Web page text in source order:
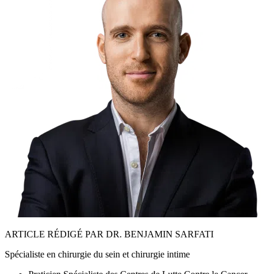
ARTICLE RÉDIGÉ PAR DR. BENJAMIN SARFATI
Spécialiste en chirurgie du sein et chirurgie intime